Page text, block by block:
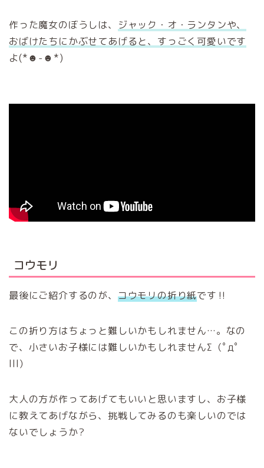
作った魔女のぼうしは、 ジャック・オ・ランタンや、
おばけたちにかぶせてあげると、すっごく可愛いです
よ(*☻-☻*)
コウモリ
最後にご紹介するのが、 コウモリの折り紙です‼︎
この折り方はちょっと難しいかもしれません…。なの
で、小さいお子様には難しいかもしれませんΣ（ﾟдﾟ
lll）
大人の方が作ってあげてもいいと思いますし、お子様
に教えてあげながら、挑戦してみるのも楽しいのでは
ないでしょうか?